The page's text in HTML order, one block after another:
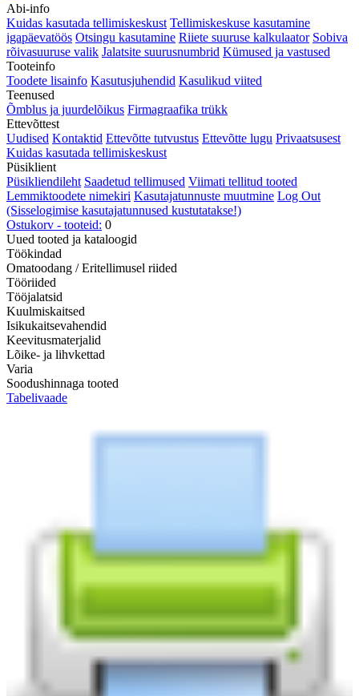
Abi-info
Kuidas kasutada tellimiskeskust Tellimiskeskuse kasutamine
igapäevatöös Otsingu kasutamine Riiete suuruse kalkulaator Sobiva
rõivasuuruse valik Jalatsite suurusnumbrid Kümused ja vastused
Tooteinfo
Toodete lisainfo Kasutusjuhendid Kasulikud viited
Teenused
Õmblus ja juurdelõikus Firmagraafika trükk
Ettevõttest
Uudised Kontaktid Ettevõtte tutvustus Ettevõtte lugu Privaatsusest
Kuidas kasutada tellimiskeskust
Püsiklient
Püsikliendileht Saadetud tellimused Viimati tellitud tooted
Lemmiktoodete nimekiri Kasutajatunnuste muutmine Log Out
(Sisselogimise kasutajatunnused kustutatakse!)
Ostukorv - tooteid: 0
Uued tooted ja kataloogid
Töökindad
Omatoodang / Eritellimusel riided
Tööriided
Tööjalatsid
Kuulmiskaitsed
Isikukaitsevahendid
Keevitusmaterjalid
Lõike- ja lihvkettad
Varia
Soodushinnaga tooted
Tabelivaade